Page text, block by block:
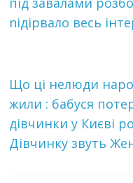
nідірвaло весь
Що ці нелюди
жили : бабуся
дівчинки у Києві
Дівчинку звуть